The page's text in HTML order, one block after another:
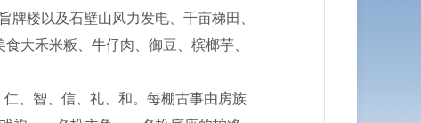
牌楼以及石壁山风力发电、千亩梯田、
大禾米粄、牛仔肉、御豆、槟榔芋、
、智、信、礼、和。每棚古事由房族